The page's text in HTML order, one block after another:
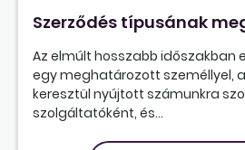
Szerződés típusának
Az elmúlt hosszabb időszakban
egy meghatározott személlyel,
keresztül nyújtott számunkra
szolgáltatóként, és...